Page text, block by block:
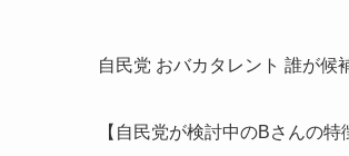
自民党 おバカタレント 誰が候
【自民党が検討中のBさんの特